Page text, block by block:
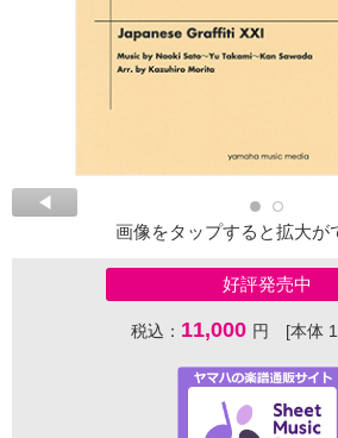
画像をタップすると拡大が
好評発売中
税込： 11,000 円 [本体